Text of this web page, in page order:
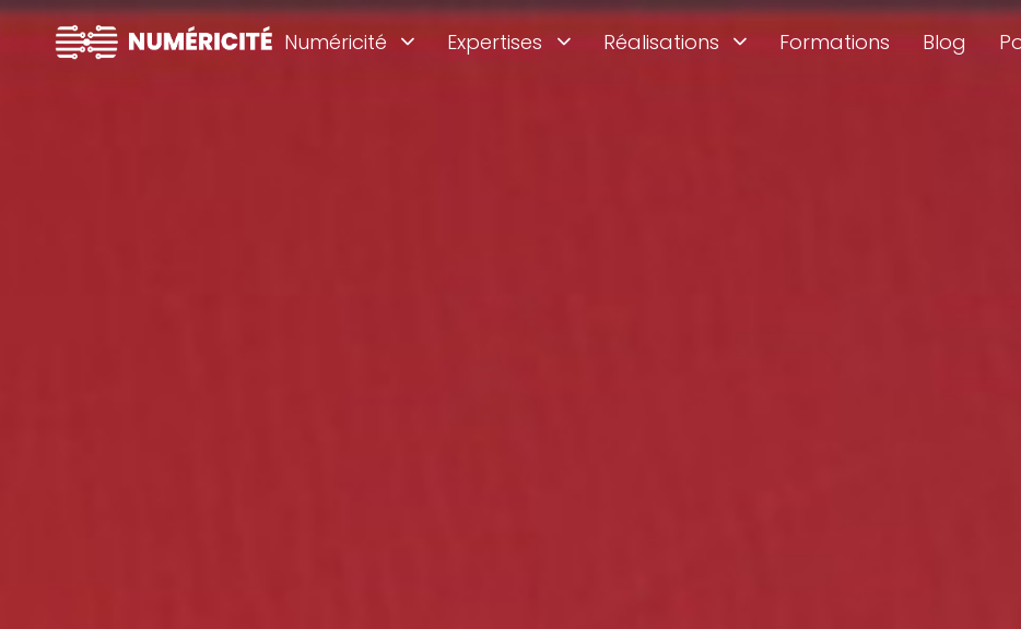
Numéricité Expertises Réalisations Formations Blog